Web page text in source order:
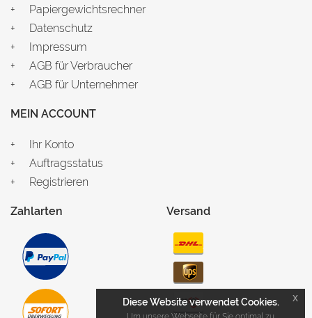
Papiergewichtsrechner
Datenschutz
Impressum
AGB für Verbraucher
AGB für Unternehmer
MEIN ACCOUNT
Ihr Konto
Auftragsstatus
Registrieren
Zahlarten Versand
Diese Website verwendet Cookies. x